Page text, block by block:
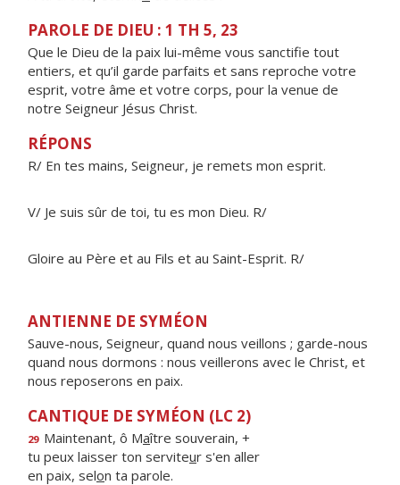
PAROLE DE DIEU : 1 TH 5, 23
Que le Dieu de la paix lui-même vous sanctifie tout
entiers, et qu’il garde parfaits et sans reproche votre
esprit, votre âme et votre corps, pour la venue de
notre Seigneur Jésus Christ.
RÉPONS
R/ En tes mains, Seigneur, je remets mon esprit.
V/ Je suis sûr de toi, tu es mon Dieu. R/
Gloire au Père et au Fils et au Saint-Esprit. R/
ANTIENNE DE SYMÉON
Sauve-nous, Seigneur, quand nous veillons ; garde-nous
quand nous dormons : nous veillerons avec le Christ, et
nous reposerons en paix.
CANTIQUE DE SYMÉON (LC 2)
29 Maintenant, ô Maître souverain, +
tu peux laisser ton serviteur s'en aller
en paix, selon ta parole.